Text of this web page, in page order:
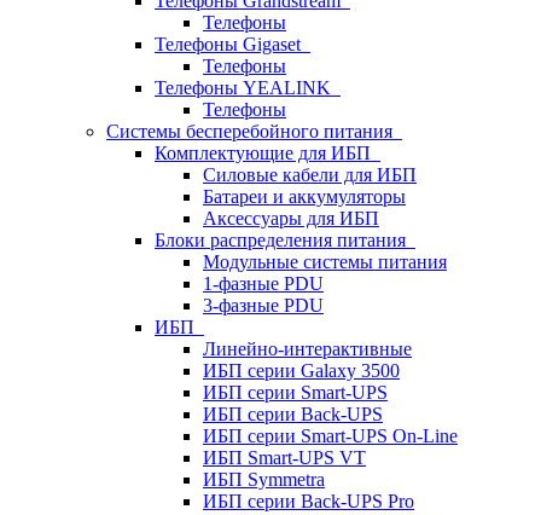
Телефоны
Телефоны Gigaset
Телефоны
Телефоны YEALINK
Телефоны
Системы бесперебойного питания
Комплектующие для ИБП
Силовые кабели для ИБП
Батареи и аккумуляторы
Аксессуары для ИБП
Блоки распределения питания
Модульные системы питания
1-фазные PDU
3-фазные PDU
ИБП
Линейно-интерактивные
ИБП серии Galaxy 3500
ИБП серии Smart-UPS
ИБП серии Back-UPS
ИБП серии Smart-UPS On-Line
ИБП Smart-UPS VT
ИБП Symmetra
ИБП серии Back-UPS Pro